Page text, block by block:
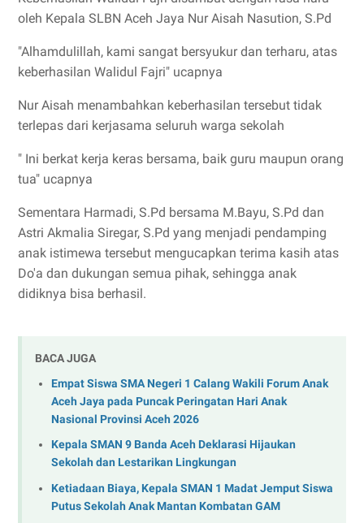
oleh Kepala SLBN Aceh Jaya Nur Aisah Nasution, S.Pd
"Alhamdulillah, kami sangat bersyukur dan terharu, atas
keberhasilan Walidul Fajri" ucapnya
Nur Aisah menambahkan keberhasilan tersebut tidak
terlepas dari kerjasama seluruh warga sekolah
" Ini berkat kerja keras bersama, baik guru maupun orang
tua" ucapnya
Sementara Harmadi, S.Pd bersama M.Bayu, S.Pd dan
Astri Akmalia Siregar, S.Pd yang menjadi pendamping
anak istimewa tersebut mengucapkan terima kasih atas
Do'a dan dukungan semua pihak, sehingga anak
didiknya bisa berhasil.
BACA JUGA
Empat Siswa SMA Negeri 1 Calang Wakili Forum Anak
Aceh Jaya pada Puncak Peringatan Hari Anak
Nasional Provinsi Aceh 2026
Kepala SMAN 9 Banda Aceh Deklarasi Hijaukan
Sekolah dan Lestarikan Lingkungan
Ketiadaan Biaya, Kepala SMAN 1 Madat Jemput Siswa
Putus Sekolah Anak Mantan Kombatan GAM